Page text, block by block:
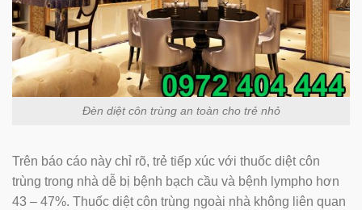
Đèn diệt côn trùng an toàn cho trẻ nhỏ
Trên báo cáo này chỉ rõ, trẻ tiếp xúc với thuốc diệt côn
trùng trong nhà dễ bị bệnh bạch cầu và bệnh lympho hơn
43 – 47%. Thuốc diệt côn trùng ngoài nhà không liên quan